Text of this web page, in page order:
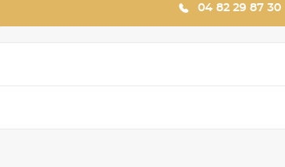
04 82 29 87 30